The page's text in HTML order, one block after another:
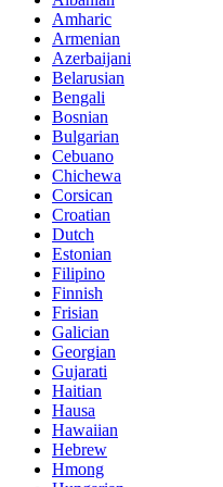
Amharic
Armenian
Azerbaijani
Belarusian
Bengali
Bosnian
Bulgarian
Cebuano
Chichewa
Corsican
Croatian
Dutch
Estonian
Filipino
Finnish
Frisian
Galician
Georgian
Gujarati
Haitian
Hausa
Hawaiian
Hebrew
Hmong